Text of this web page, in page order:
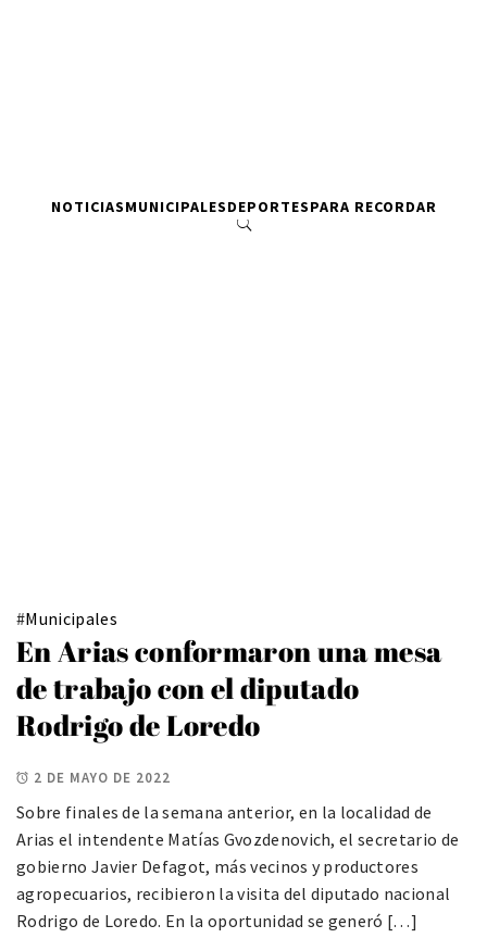
NOTICIASMUNICIPALESDEPORTESPARA RECORDAR
#Municipales
En Arias conformaron una mesa
de trabajo con el diputado
Rodrigo de Loredo
2 DE MAYO DE 2022
Sobre finales de la semana anterior, en la localidad de
Arias el intendente Matías Gvozdenovich, el secretario de
gobierno Javier Defagot, más vecinos y productores
agropecuarios, recibieron la visita del diputado nacional
Rodrigo de Loredo. En la oportunidad se generó […]